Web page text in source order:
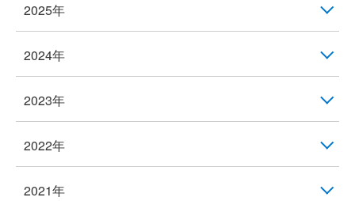
2025年
2024年
2023年
2022年
2021年